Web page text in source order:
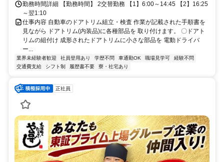
勤務時間詳細 【勤務時間】 2交替勤務 【1】6:00～14:45 【2】16:25
～翌1:10
仕事内容 自動車のドアトリム組立・検査 作業が記載された手順書を
見ながら ドアトリム(内装品)に各種部品を 取り付けます。 〇ドアト
リムの組付け 成形されたドアトリムに小さな部品を 電動ドライバ
ー...
業界未経験者歓迎 社員登用あり 学歴不問 車通勤OK 職場見学可
経験不問
交通費支給
シフト制 履歴書不要 寮・社宅あり
正社員